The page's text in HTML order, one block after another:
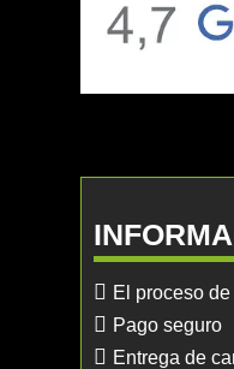
El proceso
Pago seguro
Entrega de